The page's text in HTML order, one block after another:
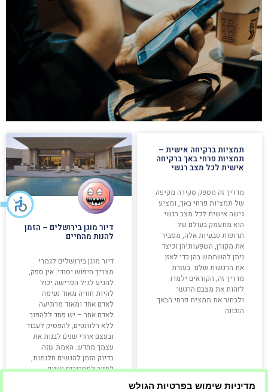
תמציות ברקיחה אישית –
תמציות פרחי באך ברקיחה
אישית לכל מצב רגשי
מדריך זה מספק סקירה מקיפה
של תמציות פרחי באך, ומציע
גישה אישית לכל מצב רגשי.
הוא מתעמק בעולם של
תרופות טבעיות אלה, מסביר
את מקורן, השפעותיהן וכיצד
ניתן להשתמש בהן כדי לאזן
את הרגשות שלנו. בעזרת
מדריך זה, הקוראים ילמדו
לזהות את מצבם הרגשי
ולבחור את תמצית פרחי הבאך
הנכונה
דיור מוגן בירושלים – הזמן
להנות מהחיים
דיור מוגן בירושלים לגמרי
מצריך חיפוש יסודי. אין ספק,
להגיע לגיל הפרישה יכול
להיות חוויה מאוד נעימה
לאדם אחד ומאוד מרתיעה
לאדם אחר – יש פחד ללהפוך
ללא רלוונטים, להפסיק לעבוד
ובעצם אחרי שנים לבנות את
עצמך מחדש. האמת שזה
בדיוק הזמן להגשים חלומות,
לחזור לתחביבים ישנים,
מדיניות שימוש בפרטיות הגולש